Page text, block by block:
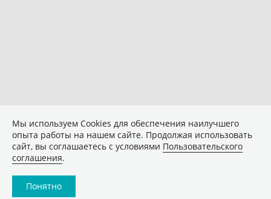
Мы используем Сookies для обеспечения наилучшего
опыта работы на нашем сайте. Продолжая использовать
сайт, вы соглашаетесь с условиями Пользовательского
соглашения.
Понятно